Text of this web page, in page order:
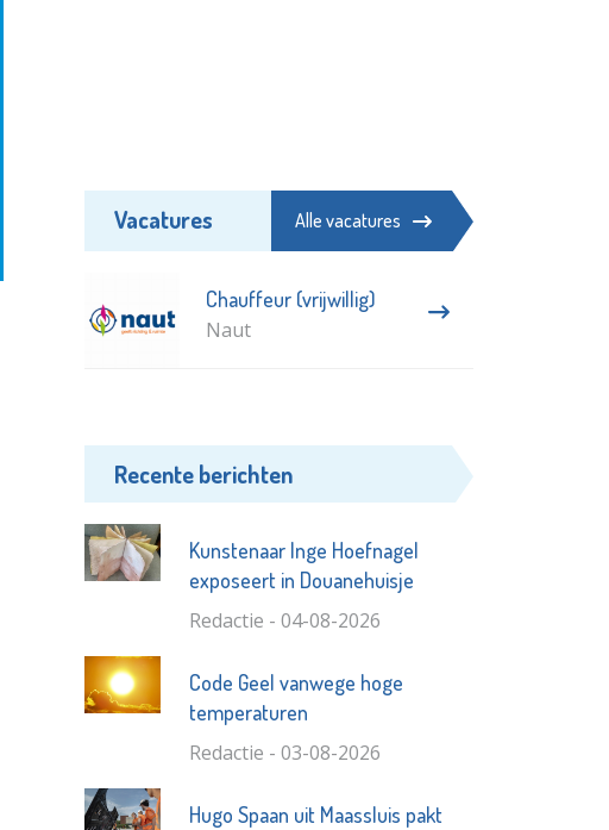
Vacatures Alle vacatures
Chauffeur (vrijwillig)
Naut
Recente berichten
Kunstenaar Inge Hoefnagel
exposeert in Douanehuisje
Redactie - 04-08-2026
Code Geel vanwege hoge
temperaturen
Redactie - 03-08-2026
Hugo Spaan uit Maassluis pakt